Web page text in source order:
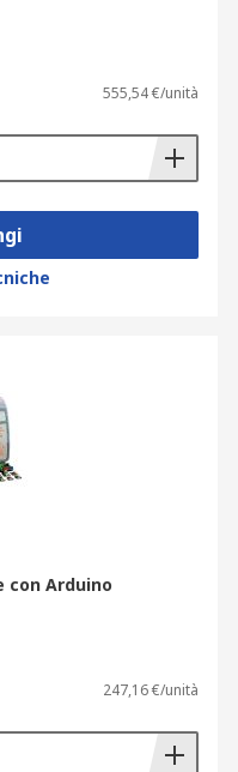
555,54 €/unità
con Arduino
247,16 €/unità